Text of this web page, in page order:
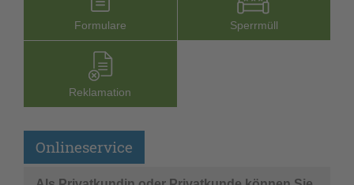
Formu­lare Sperr­müll
Reklamation
Onlineservice